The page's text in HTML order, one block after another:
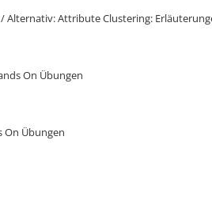
Alternativ: Attribute Clustering:
On Übungen
On Übungen